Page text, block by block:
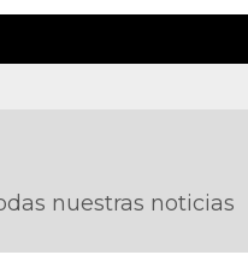
nuestras noticias